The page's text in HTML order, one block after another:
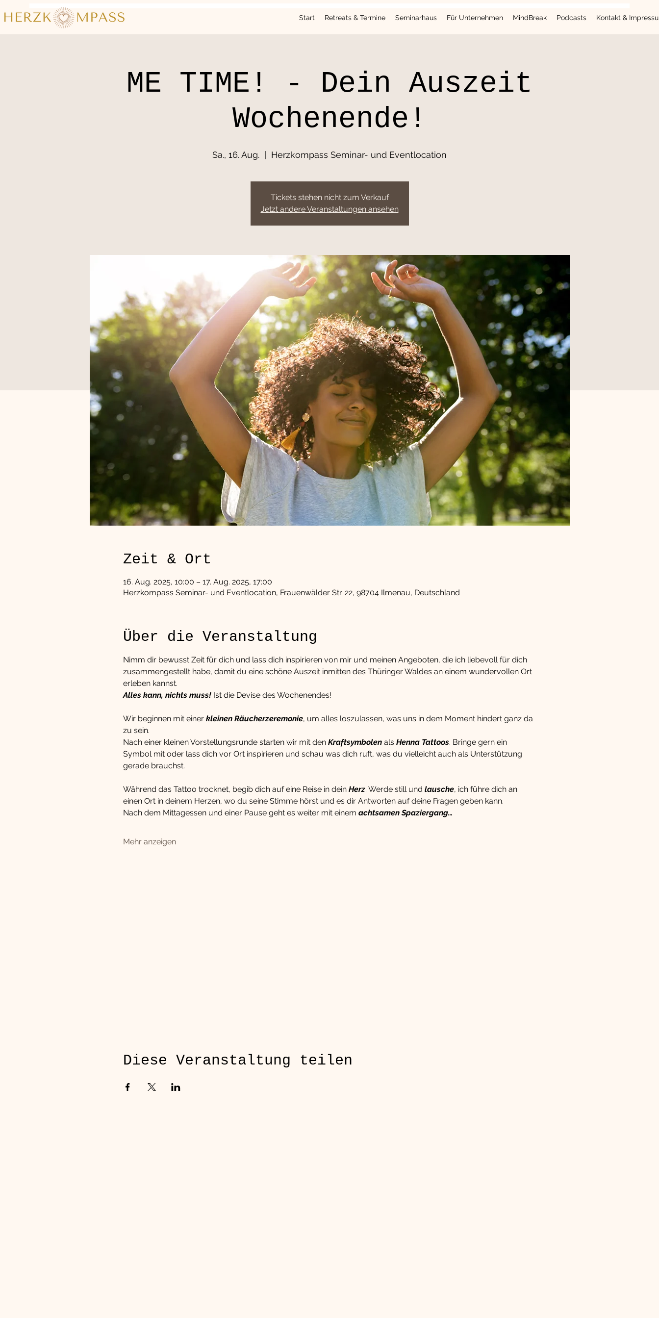
Start Retreats & Termine Seminarhaus Für Unternehmen MindBreak Podcasts Kontakt &
ME TIME! - Dein Auszeit
Wochenende!
Sa., 16. Aug. Herzkompass Seminar- und Eventlocation
Tickets stehen nicht zum Verkauf
Jetzt andere Veranstaltungen ansehen
Zeit & Ort
16. Aug. 2025, 10:00 – 17. Aug. 2025, 17:00
Herzkompass Seminar- und Eventlocation, Frauenwälder Str. 22, 98704 Ilmenau, Deutschland
Über die Veranstaltung
Nimm dir bewusst Zeit für dich und lass dich inspirieren von mir und meinen Angeboten, die ich liebevoll für dich
zusammengestellt habe, damit du eine schöne Auszeit inmitten des Thüringer Waldes an einem wundervollen Ort
erleben kannst.
Alles kann, nichts muss! Ist die Devise des Wochenendes!
Wir beginnen mit einer kleinen Räucherzeremonie, um alles loszulassen, was uns in dem Moment hindert ganz da
zu sein.
Nach einer kleinen Vorstellungsrunde starten wir mit den Kraftsymbolen als Henna Tattoos. Bringe gern ein
Symbol mit oder lass dich vor Ort inspirieren und schau was dich ruft, was du vielleicht auch als Unterstützung
gerade brauchst.
Während das Tattoo trocknet, begib dich auf eine Reise in dein Herz. Werde still und lausche, ich führe dich an
einen Ort in deinem Herzen, wo du seine Stimme hörst und es dir Antworten auf deine Fragen geben kann.
Nach dem Mittagessen und einer Pause geht es weiter mit einem achtsamen Spaziergang…
Mehr anzeigen
Diese Veranstaltung teilen